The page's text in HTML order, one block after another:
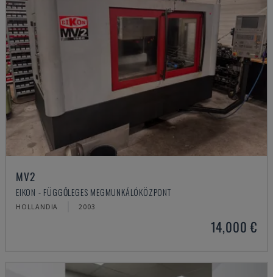
MV2
EIKON - FÜGGŐLEGES MEGMUNKÁLÓKÖZPONT
HOLLANDIA 2003
14,000 €